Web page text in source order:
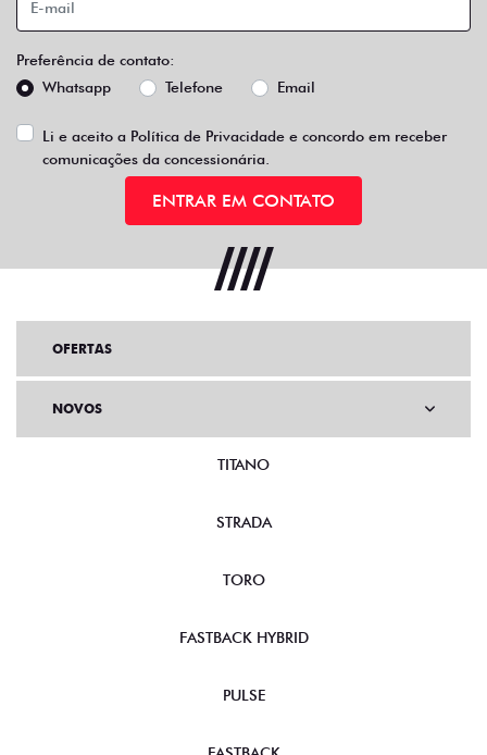
Preferência de contato:
Whatsapp
Telefone Email
Li e aceito a Política de Privacidade e concordo em receber
comunicações da concessionária.
ENTRAR EM CONTATO
OFERTAS
NOVOS
TITANO
STRADA
TORO
FASTBACK HYBRID
PULSE